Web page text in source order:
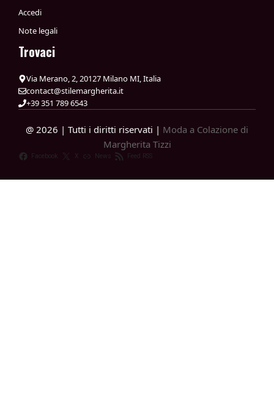
Accedi
Note legali
Trovaci
Via Merano, 2, 20127 Milano MI, Italia
contact@stilemargherita.it
+39 351 789 6543
@ 2026 | Tutti i diritti riservati | Moda a Colazione di
Margherita Tizzi
Facebook X News Feed RSS